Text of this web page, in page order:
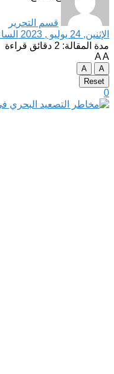
قسم التحرير
الإثنين, 24 يوليو , 2023 الساعة 10:27 صباحًا (مكة المكرمة)
مدة المقالة: 2 دقائق قراءة
AA
A
A
Reset
0